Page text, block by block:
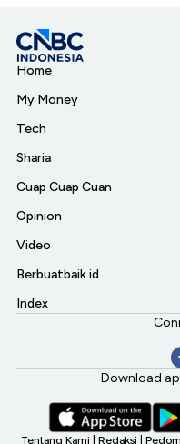
Home
My Money
Tech
Sharia
Cuap Cuap Cuan
Opinion
Video
Berbuatbaik.id
Index
Download
Tentang Kami Redaksi